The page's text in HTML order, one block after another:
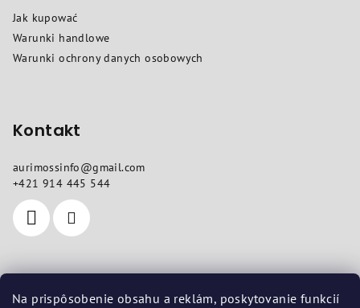
Na prispôsobenie obsahu a reklám, poskytovanie funkcií
a
Jak kupować
Warunki handlowe
Warunki ochrony danych osobowych
Kontakt
aurimossinfo@gmail.com
+421 914 445 544
Gdzie nas znajdziesz